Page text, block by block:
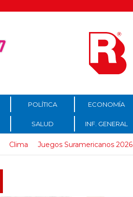
POLÍTICA ECONOMÍA
SALUD INF. GENERAL
Clima Juegos Suramericanos 2026